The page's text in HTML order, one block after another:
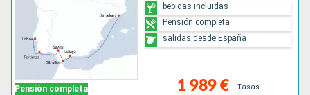
Pensión completa 1 989 € +Tasas
bebidas incluidas
Pensión completa
salidas desde España